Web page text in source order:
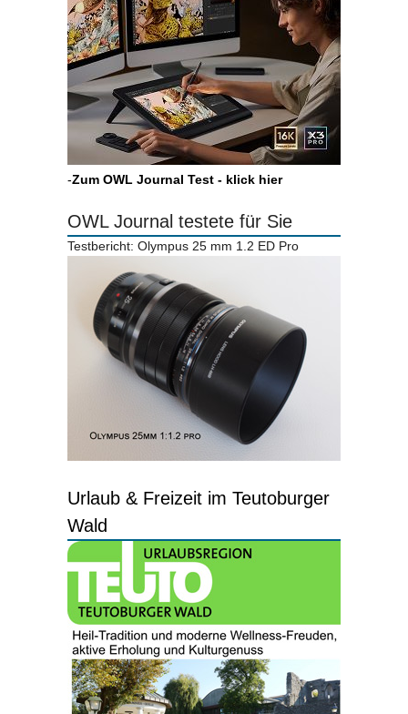
-Zum OWL Journal Test - klick hier
OWL Journal testete für Sie
Testbericht: Olympus 25 mm 1.2 ED Pro
Urlaub & Freizeit im Teutoburger
Wald